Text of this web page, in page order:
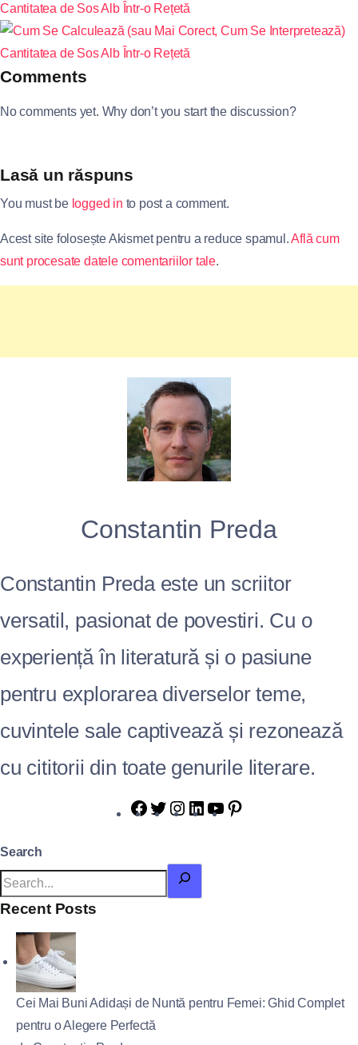
Cantitatea de Sos Alb Într-o Rețetă
Comments
No comments yet. Why don’t you start the discussion?
Lasă un răspuns
You must be logged in to post a comment.
Acest site folosește Akismet pentru a reduce spamul.Află cum
sunt procesate datele comentariilor tale.
Constantin Preda
Constantin Preda este un scriitor
versatil, pasionat de povestiri. Cu o
experiență în literatură și o pasiune
pentru explorarea diverselor teme,
cuvintele sale captivează și rezonează
cu cititorii din toate genurile literare.
Search
Recent Posts
Cei Mai Buni Adidași de Nuntă pentru Femei: Ghid Complet
pentru o Alegere Perfectă